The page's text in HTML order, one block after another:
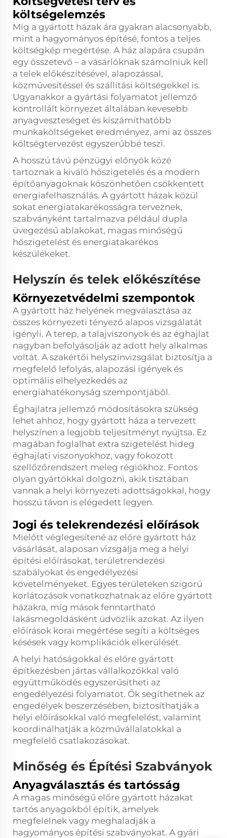
költségelemzés
Míg a gyártott házak ára gyakran alacsonyabb,
mint a hagyományos építésé, fontos a teljes
költségkép megértése. A ház alapára csupán
egy összetevő – a vásárlóknak számolniuk kell
a telek előkészítésével, alapozással,
közművesítéssel és szállítási költségekkel is.
Ugyanakkor a gyártási folyamatot jellemző
kontrollált környezet általában kevesebb
anyagveszteséget és kiszámíthatóbb
munkaköltségeket eredményez, ami az összes
költségtervezést egyszerűbbé teszi.
A hosszú távú pénzügyi előnyök közé
tartoznak a kiváló hőszigetelés és a modern
építőanyagoknak köszönhetően csökkentett
energiafelhasználás. A gyártott házak közül
sokat energiatakarékosságra terveznek,
szabványként tartalmazva például dupla
üvegezésű ablakokat, magas minőségű
hőszigetelést és energiatakarékos
készülékeket.
Helyszín és telek előkészítése
Környezetvédelmi szempontok
A gyártott ház helyének megválasztása az
összes környezeti tényező alapos vizsgálatát
igényli. A terep, a talajviszonyok és az éghajlat
nagyban befolyásolják az adott hely alkalmas
voltát. A szakértői helyszínvizsgálat biztosítja a
megfelelő lefolyás, alapozási igények és
optimális elhelyezkedés az
energiahatékonyság szempontjából.
Éghajlatra jellemző módosításokra szükség
lehet ahhoz, hogy gyártott háza a tervezett
helyszínen a legjobb teljesítményt nyújtsa. Ez
magában foglalhat extra szigetelést hideg
éghajlati viszonyokhoz, vagy fokozott
szellőzőrendszert meleg régiókhoz. Fontos
olyan gyártókkal dolgozni, akik tisztában
vannak a helyi környezeti adottságokkal, hogy
hosszú távon is elégedett legyen.
Jogi és telekrendezési előírások
Mielőtt véglegesítené az előre gyártott ház
vásárlását, alaposan vizsgálja meg a helyi
építési előírásokat, területrendezési
szabályokat és engedélyezési
követelményeket. Egyes területeken szigorú
korlátozások vonatkozhatnak az előre gyártott
házakra, míg mások fenntartható
lakásmegoldásként üdvözlik azokat. Az ilyen
előírások korai megértése segíti a költséges
késések vagy komplikációk elkerülését.
A helyi hatóságokkal és előre gyártott
építkezésben jártas vállalkozókkal való
együttműködés egyszerűsítheti az
engedélyezési folyamatot. Ők segíthetnek az
engedélyek beszerzésében, biztosíthatják a
helyi előírásokkal való megfelelést, valamint
koordinálhatják a közművállalatokkal a
megfelelő csatlakozásokat.
Minőség és Építési Szabványok
Anyagválasztás és tartósság
A magas minőségű előre gyártott házakat
tartós anyagokból építik, amelyek
megfelelnek vagy meghaladják a
hagyományos építési szabványokat. A gyári